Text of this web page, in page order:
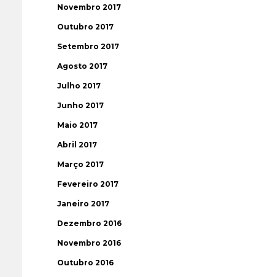
Novembro 2017
Outubro 2017
Setembro 2017
Agosto 2017
Julho 2017
Junho 2017
Maio 2017
Abril 2017
Março 2017
Fevereiro 2017
Janeiro 2017
Dezembro 2016
Novembro 2016
Outubro 2016